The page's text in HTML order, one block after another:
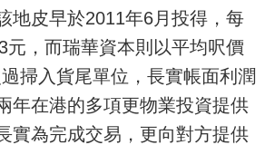
地皮早於2011年6月投得，每
元，而瑞華資本則以平均呎價
掃入貨尾單位，長實帳面利潤
年在港的多項更物業投資提供
實為完成交易，更向對方提供